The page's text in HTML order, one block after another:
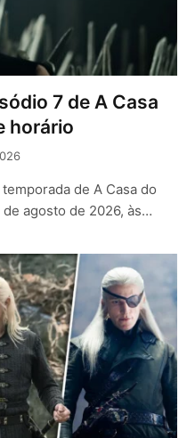
7 de A Casa
horário
de A Casa do
agosto de 2026, às…